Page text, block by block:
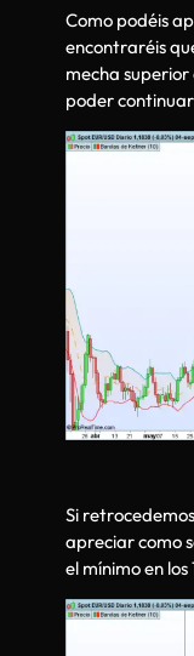
Como podéis
encontraréis
mecha superior
poder
Si
apreciar como
el mínimo en los